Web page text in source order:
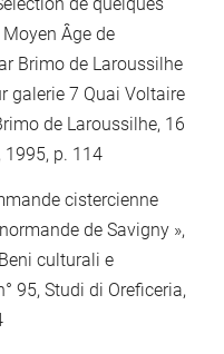
Âge de
Brimo de Laroussilhe
galerie 7 Quai Voltaire
de Laroussilhe, 16
1995, p. 114
cistercienne
de Savigny »,
culturali e
95, Studi di Oreficeria,